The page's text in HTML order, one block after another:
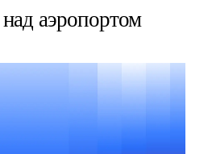
аэропортом